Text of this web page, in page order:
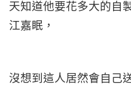
天知道他要花多大的自
江嘉眠，
沒想到這人居然會自己